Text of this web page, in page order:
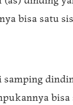
bisa satu